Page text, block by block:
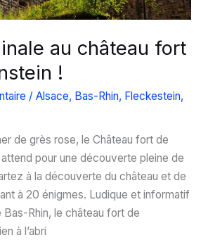
au château fort
!
/ Alsace, Bas-Rhin, Fleckestein,
de grès rose, le Château fort de
pour une découverte pleine de
à la découverte du château et de
à 20 énigmes. Ludique et informatif
Bas-Rhin, le château fort de
à l’abri